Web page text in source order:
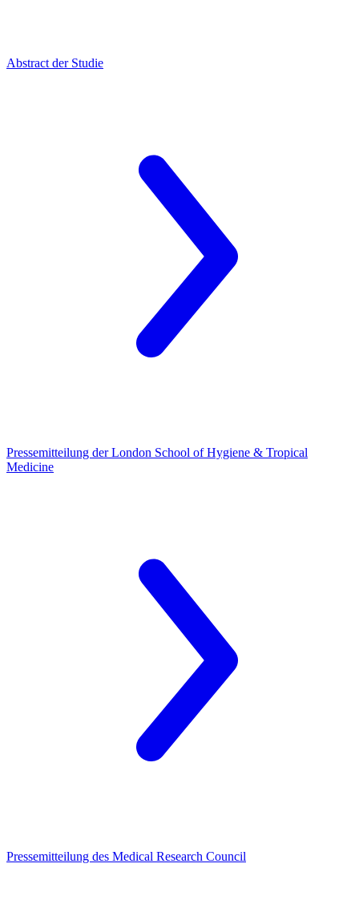
Abstract der Studie
Pressemitteilung der London School of Hygiene & Tropical
Medicine
Pressemitteilung des Medical Research Council